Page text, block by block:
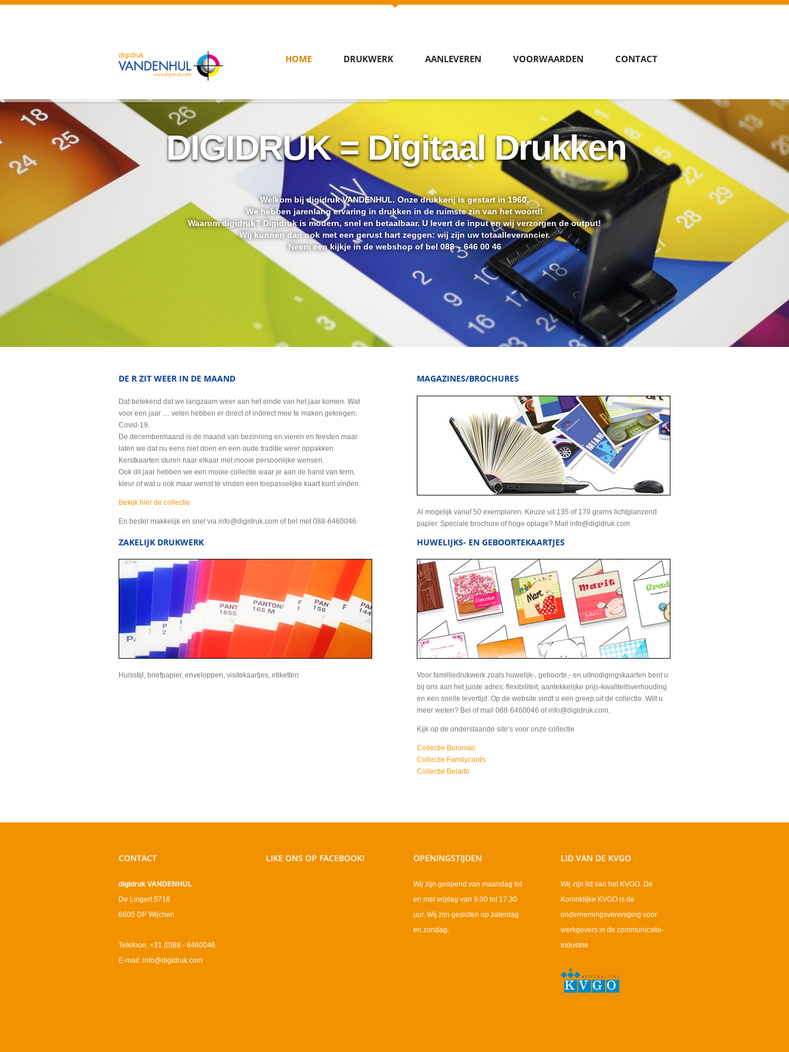
HOME DRUKWERK AANLEVEREN VOORWAARDEN CONTACT
Welkom bij digidruk VANDENHUL. Onze drukkerij is gestart in 1960.
We hebben jarenlang ervaring in drukken in de ruimste zin van het woord!
Waarom digidruk? Digidruk is modern, snel en betaalbaar. U levert de input en wij verzorgen de output!
Wij kunnen dan ook met een gerust hart zeggen: wij zijn uw totaalleverancier.
Neem een kijkje in de webshop of bel 088 – 646 00 46
DIGIDRUK = Digitaal Drukken
DE R ZIT WEER IN DE MAAND
Dat betekend dat we langzaam weer aan het einde van het jaar komen. Wat
voor een jaar … velen hebben er direct of indirect mee te maken gekregen:
Covid-19.
De decembermaand is de maand van bezinning en vieren en feesten maar
laten we dat nu eens niet doen en een oude traditie weer oppakken.
Kerstkaarten sturen naar elkaar met mooie persoonlijke wensen.
Ook dit jaar hebben we een mooie collectie waar je aan de hand van term,
kleur of wat u ook maar wenst te vinden een toepasselijke kaart kunt vinden.
Bekijk hier de collectie
En bestel makkelijk en snel via info@digidruk.com of bel met 088-6460046
MAGAZINES/BROCHURES
Al mogelijk vanaf 50 exemplaren. Keuze uit 135 of 170 grams lichtglanzend
papier. Speciale brochure of hoge oplage? Mail info@digidruk.com
ZAKELIJK DRUKWERK
Huisstijl, briefpapier, enveloppen, visitekaartjes, etiketten
HUWELIJKS- EN GEBOORTEKAARTJES
Voor familliedrukwerk zoals huwelijk-, geboorte,- en uitnodigingskaarten bent u
bij ons aan het juiste adres; flexibiliteit, aantekkelijke prijs-kwaliteitsverhouding
en een snelle levertijd. Op de website vindt u een greep uit de collectie. Wilt u
meer weten? Bel of mail 088-6460046 of info@digidruk.com.
Kijk op de onderstaande site’s voor onze collectie
Collectie Buromac
Collectie Familycards
Collectie Belarto
CONTACT
digidruk VANDENHUL
De Lingert 5716
6605 DP Wijchen
Telefoon: +31 (0)88 - 6460046
E-mail: info@digidruk.com
LIKE ONS OP FACEBOOK! OPENINGSTIJDEN
Wij zijn geopend van maandag tot
en met vrijdag van 9.00 tot 17.30
uur. Wij zijn gesloten op zaterdag
en zondag.
LID VAN DE KVGO
Wij zijn lid van het KVGO. De
Koninklijke KVGO is de
ondernemingsvereniging voor
werkgevers in de communicatie-
industrie.